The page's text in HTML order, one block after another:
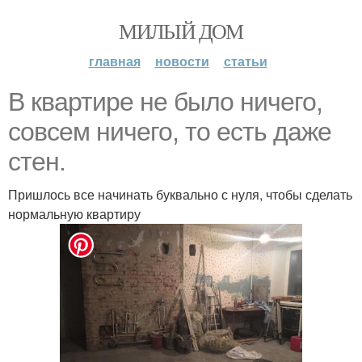
МИЛЫЙ ДОМ
главная новости статьи
В квартире не было ничего,
совсем ничего, то есть даже
стен.
Пришлось все начинать буквально с нуля, чтобы сделать
нормальную квартиру